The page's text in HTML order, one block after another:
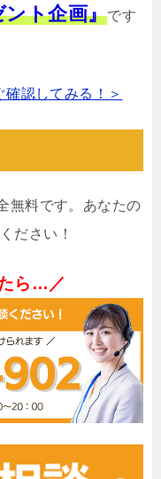
ト企画』です
確認してみる！＞
無料です。あなたの
ださい！
ら…／